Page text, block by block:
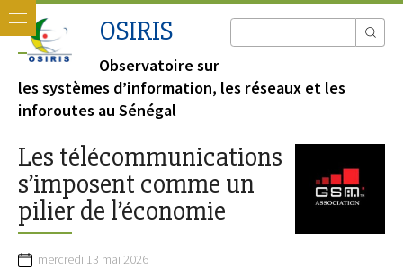
OSIRIS
Observatoire sur
les systèmes d’information, les réseaux et les
inforoutes au Sénégal
Les télécommunications
s’imposent comme un
pilier de l’économie
mercredi 13 mai 2026